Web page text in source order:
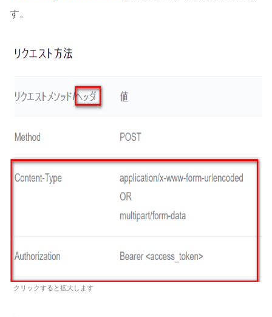
す。
クリックすると拡大します